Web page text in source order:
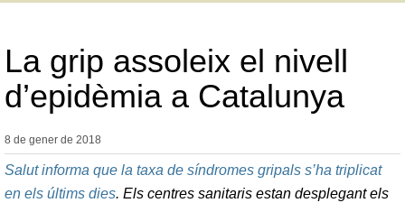
La grip assoleix el nivell
d’epidèmia a Catalunya
8 de gener de 2018
Salut informa que la taxa de síndromes gripals s’ha triplicat
en els últims dies. Els centres sanitaris estan desplegant els